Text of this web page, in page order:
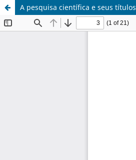
A pesquisa científica e seus títulos